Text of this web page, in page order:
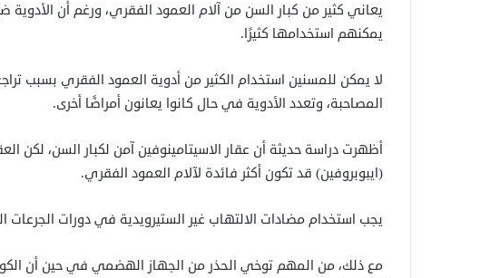
يعاني كثير من كبار السن من آلام العمود الفقري، ورغم أن الأدوية
يمكنهم استخدامها كثيرًا.
لا يمكن للمسنين استخدام الكثير من أدوية العمود الفقري بسبب
المصاحبة، وتعدد الأدوية في حال كانوا يعانون أمراضًا أخرى.
أظهرت دراسة حديثة أن عقار الاسيتامينوفين آمن لكبار السن، لكن
(ايبوبروفين) قد تكون أكثر فائدة لآلام العمود الفقري.
يجب استخدام مضادات الالتهاب غير الستيرويدية في دورات
مع ذلك، من المهم توخي الحذر من الجهاز الهضمي في حين أن